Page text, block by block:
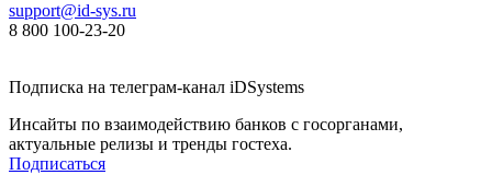
support@id-sys.ru
8 800 100-23-20
Подписка на телеграм-канал iDSystems
Инсайты по взаимодействию банков с госорганами,
актуальные релизы и тренды гостеха.
Подписаться